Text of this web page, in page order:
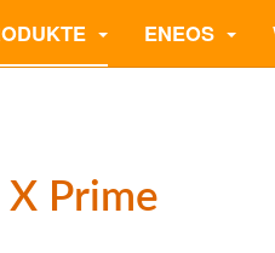
ENEOS
Prime